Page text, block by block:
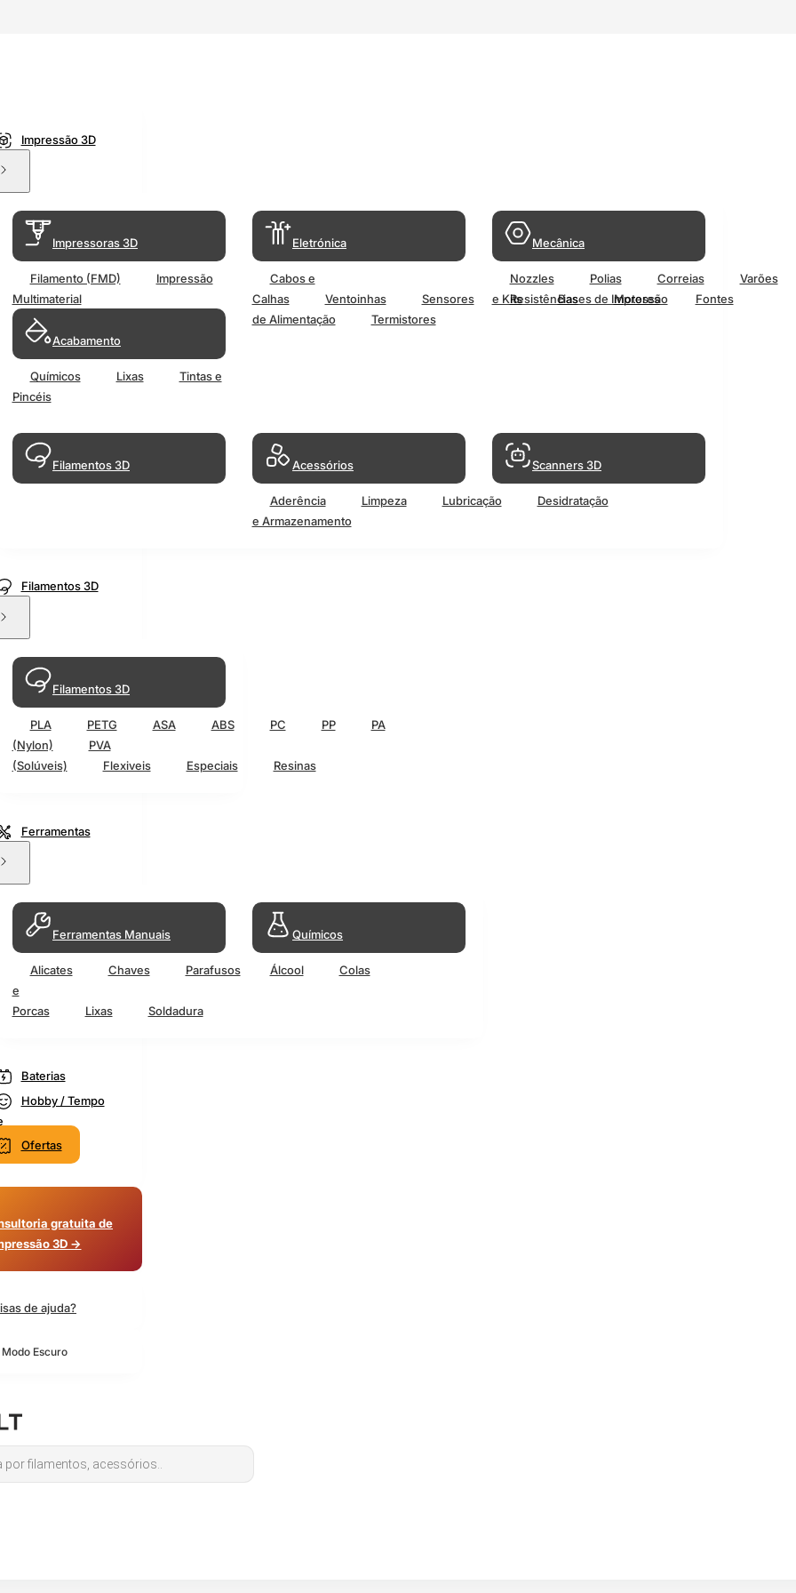
Impressão 3D
Impressoras 3D
Filamento (FMD)
Impressão
Multimaterial
Acabamento
Químicos Lixas
Tintas e
Pincéis
Eletrónica
Cabos e
Calhas
Ventoinhas Sensores Resistências Motores
Fontes
de Alimentação
Termistores
Mecânica
Nozzles Polias Correias
Varões
e Kits
Bases de Impressão
Filamentos 3D Acessórios
Aderência Limpeza Lubricação
Desidratação
e Armazenamento
Scanners 3D
Filamentos 3D
Filamentos 3D
PLA PETG ASA ABS PC PP
PA
(Nylon)
PVA
(Solúveis)
Flexiveis Especiais Resinas
Ferramentas
Ferramentas Manuais
Alicates Chaves
Parafusos
e
Porcas
Lixas Soldadura
Químicos
Álcool Colas
Baterias
Hobby / Tempo
Ofertas
gratuita de
3D →
de ajuda?
Escuro